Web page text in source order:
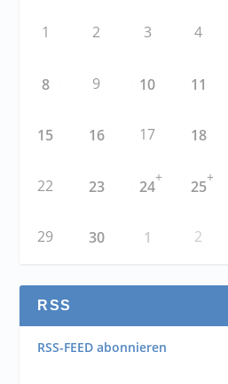
1 2 3 4
8 9 10 11
15 16 17 18
22 23 24
+
25
+
29 30 1 2
RSS
RSS-FEED abonnieren